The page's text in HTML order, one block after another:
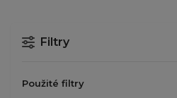
Filtry
Použité filtry